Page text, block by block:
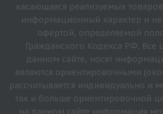
касающаяся реализуемых
информационный характер и не
офертой, определяемой
Гражданского Кодекса РФ. Все
данном сайте, носят
являются ориентировочными
рассчитывается индивидуально и
так и больше ориентировочной
на данном сайте информация